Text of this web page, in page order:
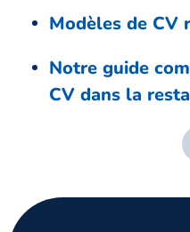
Modèles de CV
Notre guide
CV dans la